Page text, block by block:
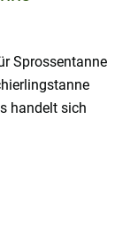
Sprossentanne
handelt sich